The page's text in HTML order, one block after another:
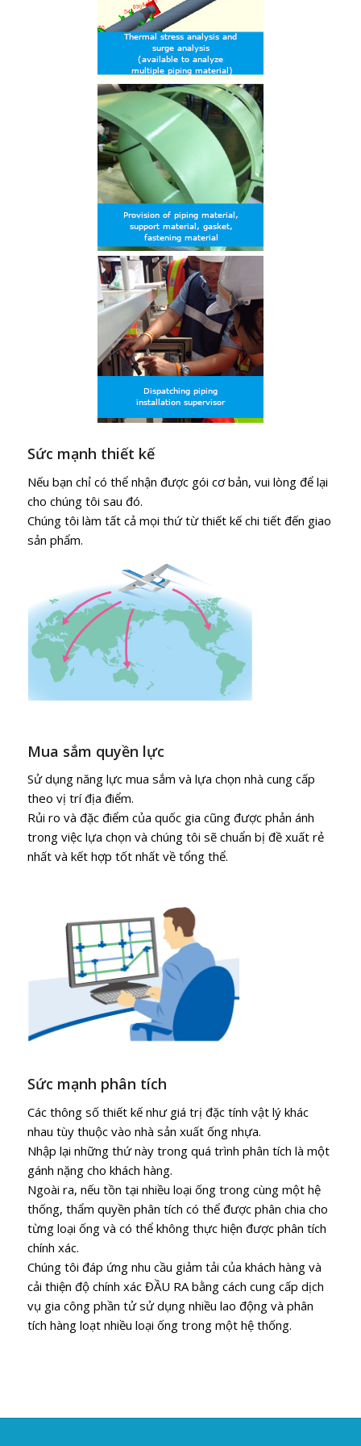
Sức mạnh thiết kế
Nếu bạn chỉ có thể nhận được gói cơ bản, vui lòng để lại
cho chúng tôi sau đó.
Chúng tôi làm tất cả mọi thứ từ thiết kế chi tiết đến giao
sản phẩm.
Mua sắm quyền lực
Sử dụng năng lực mua sắm và lựa chọn nhà cung cấp
theo vị trí địa điểm.
Rủi ro và đặc điểm của quốc gia cũng được phản ánh
trong việc lựa chọn và chúng tôi sẽ chuẩn bị đề xuất rẻ
nhất và kết hợp tốt nhất về tổng thể.
Sức mạnh phân tích
Các thông số thiết kế như giá trị đặc tính vật lý khác
nhau tùy thuộc vào nhà sản xuất ống nhựa.
Nhập lại những thứ này trong quá trình phân tích là một
gánh nặng cho khách hàng.
Ngoài ra, nếu tồn tại nhiều loại ống trong cùng một hệ
thống, thẩm quyền phân tích có thể được phân chia cho
từng loại ống và có thể không thực hiện được phân tích
chính xác.
Chúng tôi đáp ứng nhu cầu giảm tải của khách hàng và
cải thiện độ chính xác ĐẦU RA bằng cách cung cấp dịch
vụ gia công phần tử sử dụng nhiều lao động và phân
tích hàng loạt nhiều loại ống trong một hệ thống.